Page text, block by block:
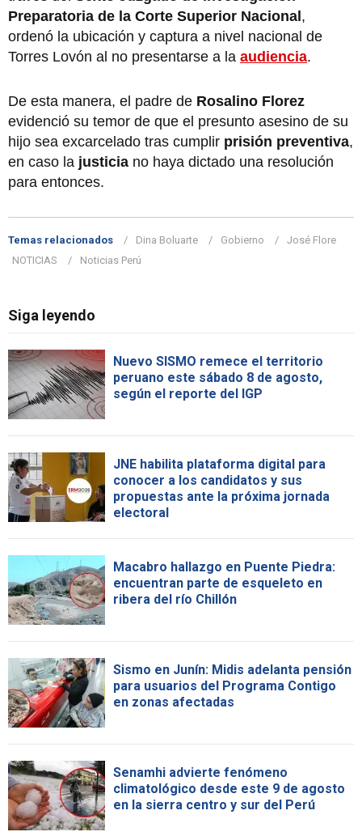
Preparatoria de la Corte Superior Nacional,
ordenó la ubicación y captura a nivel nacional de
Torres Lovón al no presentarse a la audiencia.
De esta manera, el padre de Rosalino Florez
evidenció su temor de que el presunto asesino de su
hijo sea excarcelado tras cumplir prisión preventiva,
en caso la justicia no haya dictado una resolución
para entonces.
Temas relacionados Dina Boluarte Gobierno
José Flore
NOTICIAS
Noticias Perú
Siga leyendo
Nuevo SISMO remece el territorio
peruano este sábado 8 de agosto,
según el reporte del IGP
JNE habilita plataforma digital para
conocer a los candidatos y sus
propuestas ante la próxima jornada
electoral
Macabro hallazgo en Puente Piedra:
encuentran parte de esqueleto en
ribera del río Chillón
Sismo en Junín: Midis adelanta pensión
para usuarios del Programa Contigo
en zonas afectadas
Senamhi advierte fenómeno
climatológico desde este 9 de agosto
en la sierra centro y sur del Perú